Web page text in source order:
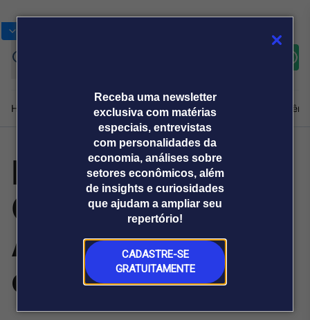
Receba uma newsletter
exclusiva com matérias
especiais, entrevistas
com personalidades da
economia, análises sobre
setores econômicos, além
de insights e curiosidades
que ajudam a ampliar seu
repertório!
CADASTRE-SE
GRATUITAMENTE
Home Produtos e soluçõesNotíciasBlogWeekend
Plataformas
Broadcast
Broadcast+
O mercado
financeiro em
tempo real
Broadcast
Sobre nós Releases Broadcast
Prêmio Broadcast
Analistas
Prêmio Broadcast
Empresas
Agências de
comunicação
Releases
Edital do
Concurso CBM
AL é publicado
com 172 vagas